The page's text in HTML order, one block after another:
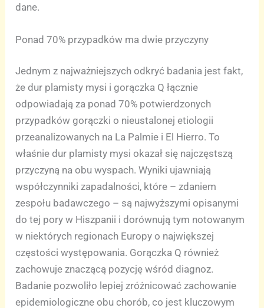
dane.
Ponad 70% przypadków ma dwie przyczyny
Jednym z najważniejszych odkryć badania jest fakt,
że dur plamisty mysi i gorączka Q łącznie
odpowiadają za ponad 70% potwierdzonych
przypadków gorączki o nieustalonej etiologii
przeanalizowanych na La Palmie i El Hierro. To
właśnie dur plamisty mysi okazał się najczęstszą
przyczyną na obu wyspach. Wyniki ujawniają
współczynniki zapadalności, które – zdaniem
zespołu badawczego – są najwyższymi opisanymi
do tej pory w Hiszpanii i dorównują tym notowanym
w niektórych regionach Europy o największej
częstości występowania. Gorączka Q również
zachowuje znaczącą pozycję wśród diagnoz.
Badanie pozwoliło lepiej zróżnicować zachowanie
epidemiologiczne obu chorób, co jest kluczowym